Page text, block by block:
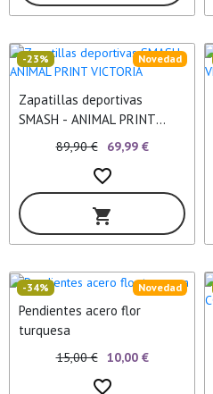
Zapatillas deportivas
SMASH - ANIMAL PRINT
VICTORIA
Novedad
-23%
89,90 € 69,99 €
favorite_border
shopping_cart
Pendientes acero flor
turquesa
Novedad
-34%
15,00 € 10,00 €
favorite_border